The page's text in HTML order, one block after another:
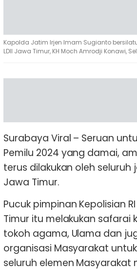
Kapolda Jatim Irjen Imam Sugianto
LDII Jawa Timur, KH Moch Amrodji Konawi,
Surabaya Viral – Seruan
Pemilu 2024 yang damai,
terus dilakukan oleh seluruh
Jawa Timur.
Pucuk pimpinan Kepolisian
Timur itu melakukan safarai
tokoh agama, Ulama dan
organisasi Masyarakat
seluruh elemen Masyarakat